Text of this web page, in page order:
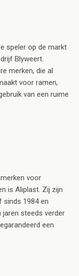
speler op de markt
Blyweert.
merken, die al
voor ramen,
van een ruime
voor
is Aliplast. Zij zijn
sinds 1984 en
jaren steeds verder
een